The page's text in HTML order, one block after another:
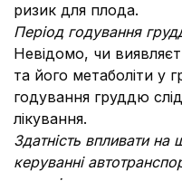
ризик для плода.
Період годування
Невідомо, чи
та його метаболіти у
годування груддю
лікування.
Здатність впливати на
керуванні